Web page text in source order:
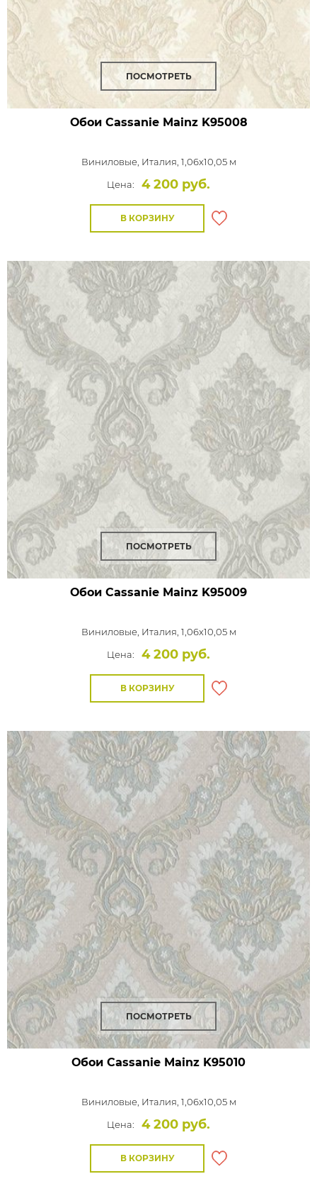
ПОСМОТРЕТЬ
Обои Cassanie MainzK95008
Виниловые, Италия, 1,06x10,05 м
Цена:
4 200 руб.
В КОРЗИНУ
ПОСМОТРЕТЬ
Обои Cassanie Mainz K95009
Виниловые, Италия, 1,06x10,05 м
Цена:
4 200 руб.
В КОРЗИНУ
ПОСМОТРЕТЬ
Обои Cassanie Mainz K95010
Виниловые, Италия, 1,06x10,05 м
Цена:
4 200 руб.
В КОРЗИНУ